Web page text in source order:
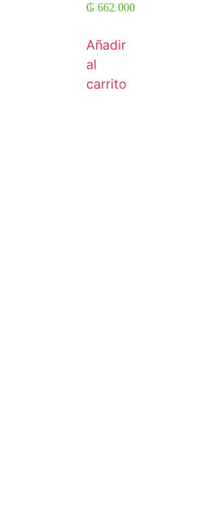
₲ 662.000
Añadir
al
carrito